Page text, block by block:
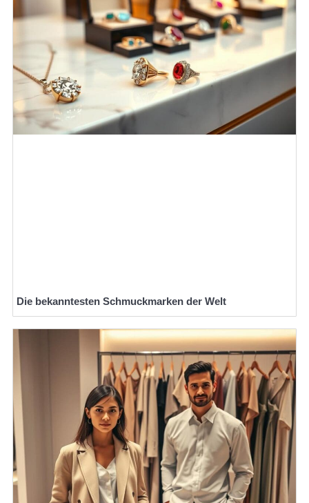
Die bekanntesten Schmuckmarken der Welt